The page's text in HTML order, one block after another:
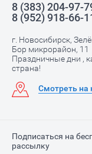
8 (383) 204-97-
8 (952) 918-66-
г. Новосибирск,
Бор микрорайон, 11
Праздничные дни ,
страна!
Смотреть на
Подписаться на
рассылку